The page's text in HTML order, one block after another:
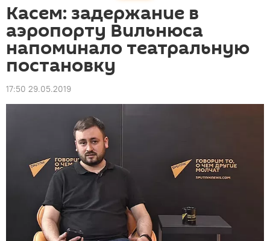
Касем: задержание в
аэропорту Вильнюса
напоминало театральную
постановку
17:50 29.05.2019